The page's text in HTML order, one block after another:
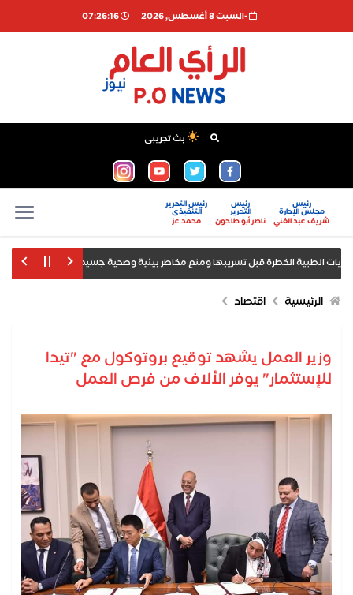
-السبت 8 أغسطس, 2026 07:26:17
بث تجريبى
رئيس
مجلس الإدارة
شريف عبد الغني
رئيس
التحرير
ناصر أبو طاحون
رئيس التحرير
التنفيذى
محمد عز
أمانة
الرئيسية اقتصاد
وزير العمل يشهد توقيع بروتوكول مع "تيدا
للإستثمار" يوفر الألاف من فرص العمل